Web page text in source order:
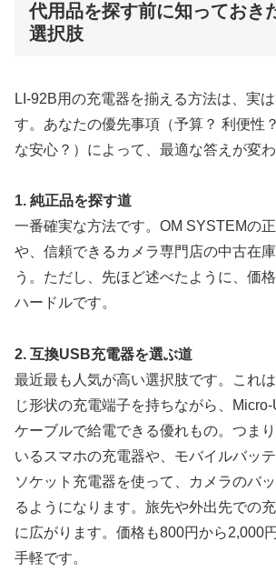
代用品を探す前に知っておき
選択肢
LI-92B用の充電器を揃える方法は、実
す。あなたの優先事項（予算？ 利便性
な安心？）によって、最適な答えが変わ
1. 純正品を探す道
一番確実な方法です。OM SYSTEMの
や、信頼できるカメラ専門店の中古在
う。ただし、先ほど述べたように、価
ハードルです。
2. 互換USB充電器を選ぶ道
最近最も人気が高い選択肢です。これ
じ形状の充電端子を持ちながら、
ケーブルで給電できる優れもの。つま
いるスマホの充電器や、モバイルバッ
ソケット充電器を使って、カメラのバ
るようになります。旅先や外出先での
に広がります。価格も800円から2,000
手軽です。